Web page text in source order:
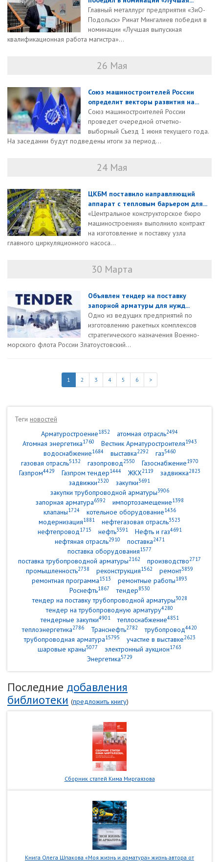
Главный металлург предприятия «ЗиО-
Подольск» Ринат Мингалиев победил в
номинации «Лучшая выпускная
квалификационная работа магистра»...
26 Мая
Союз машиностроителей России
определит векторы развития на...
Союз машиностроителей России
проведет очередной отчетно-
выборный Съезд 1 июня текущего года.
На заседании будут подведены итоги за период...
24 Мая
ЦКБМ поставило направляющий
аппарат с тепловым барьером для...
«Центральное конструкторское бюро
машиностроения» выполнило контракт
на изготовление и поставку узла
главного циркуляционного насоса...
30 Марта
Объявлен тендер на поставку
запорной арматуры для нужд...
Одно из ведущих предприятий по
изготовлению ракетных комплексов
стратегического назначения Военно-
морского флота России Златоустовский...
1 2 3 4 5 6 >
Теги новостей
Арматуростроение1852 атомная отрасль2494
Атомная энергетика1760 Вестник Арматуростроителя1943
водоснабжение1684 выставка2292 газ5460
газовая отрасль5132 газопровод2550 Газоснабжение1970
Газпром4429 Газпром тендер1444 ЖКХ2119 задвижка2823
задвижки2320 закупки3691
закупки трубопроводной арматуры3906
запорная арматура6592 импортозамещение1398
клапаны1724 котельное оборудование1436
модернизация1881 нефтегазовая отрасль3523
нефтепровод1715 нефть3591 Нефть и газ4691
нефтяная отрасль2910 поставка2471
поставка оборудования1577
поставка трубопроводной арматуры2162 производство2717
промышленность2738 реконструкция1562 ремонт3859
ремонтная программа1513 ремонтные работы1893
Роснефть1867 тендер8530
тендер на поставку трубопроводной арматуры3028
тендер на трубопроводную арматуру4280
тендерные закупки4901 теплоснабжение4851
теплоэнергетика2786 Транснефть2782 трубопровод4420
трубопроводная арматура15795 участие в выставке2623
шаровые краны5077 электронный аукцион1763
Энергетика5729
Последние добавления
библиотеки (предложить книгу)
Сборник статей Кима Миргаязова
Книга Олега Шпакова «Моя жизнь и арматура» жизнь автора от